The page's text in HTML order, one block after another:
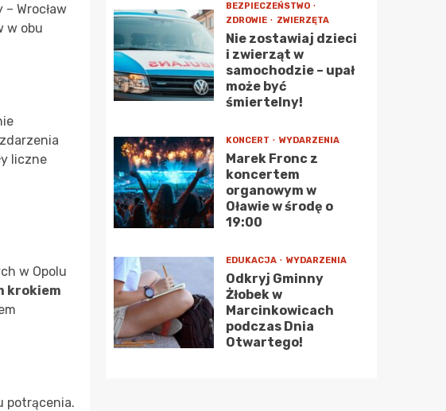
Wrocław
w obu
liczne
w Opolu
krokiem
potrącenia.
BEZPIECZEŃSTWO
ZDROWIE
ZWIERZĘTA
Nie zostawiaj dzieci
i zwierząt w
samochodzie – upał
może być
śmiertelny!
KONCERT WYDARZENIA
Marek Fronc z
koncertem
organowym w
Oławie w środę o
19:00
EDUKACJA WYDARZENIA
Odkryj Gminny
Żłobek w
Marcinkowicach
podczas Dnia
Otwartego!